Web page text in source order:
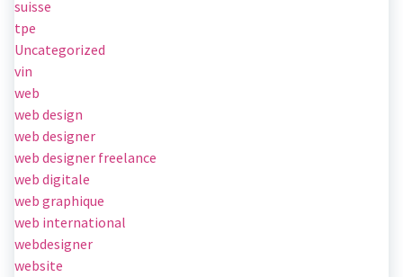
suisse
tpe
Uncategorized
vin
web
web design
web designer
web designer freelance
web digitale
web graphique
web international
webdesigner
website